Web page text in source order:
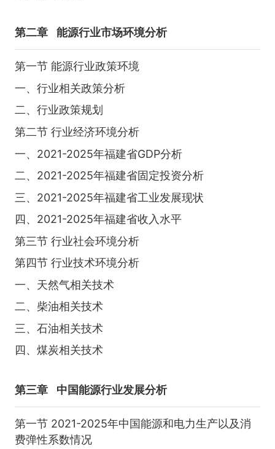
第二章 能源行业市场环境分析
第一节 能源行业政策环境
一、行业相关政策分析
二、行业政策规划
第二节 行业经济环境分析
一、2021-2025年福建省GDP分析
二、2021-2025年福建省固定投资分析
三、2021-2025年福建省工业发展现状
四、2021-2025年福建省收入水平
第三节 行业社会环境分析
第四节 行业技术环境分析
一、天然气相关技术
二、柴油相关技术
三、石油相关技术
四、煤炭相关技术
第三章 中国能源行业发展分析
第一节 2021-2025年中国能源和电力生产以及消
费弹性系数情况